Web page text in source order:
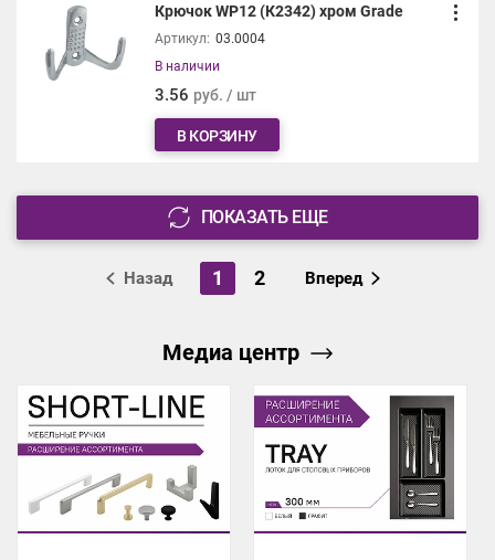
Крючок WP12 (К2342) хром Grade
Артикул: 03.0004
В наличии
3.56 руб. / шт
В КОРЗИНУ
ПОКАЗАТЬ ЕЩЕ
Назад 1 2 Вперед
Медиа центр